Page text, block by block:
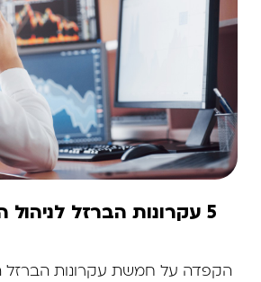
5 עקרונות הברזל לניהול השקעות
הקפדה על חמשת עקרונות הברזל